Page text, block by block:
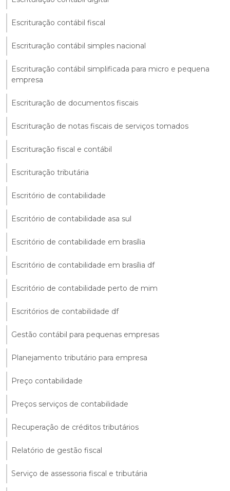
Escrituração contábil fiscal
Escrituração contábil simples nacional
Escrituração contábil simplificada para micro e pequena
empresa
Escrituração de documentos fiscais
Escrituração de notas fiscais de serviços tomados
Escrituração fiscal e contábil
Escrituração tributária
Escritório de contabilidade
Escritório de contabilidade asa sul
Escritório de contabilidade em brasília
Escritório de contabilidade em brasília df
Escritório de contabilidade perto de mim
Escritórios de contabilidade df
Gestão contábil para pequenas empresas
Planejamento tributário para empresa
Preço contabilidade
Preços serviços de contabilidade
Recuperação de créditos tributários
Relatório de gestão fiscal
Serviço de assessoria fiscal e tributária